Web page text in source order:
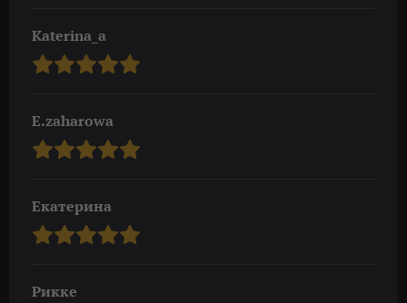
Katerina_a
E.zaharowa
Екатерина
Рикке